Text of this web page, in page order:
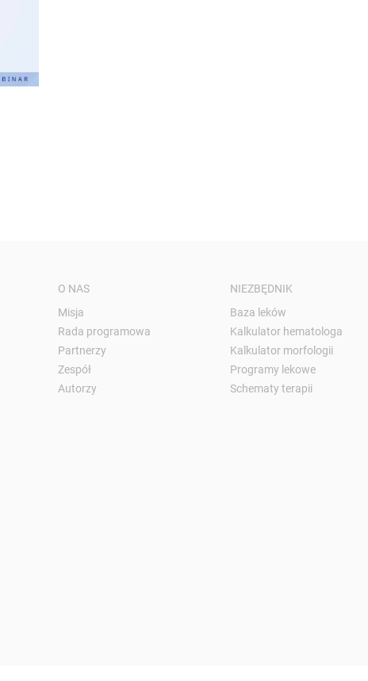
O NAS
Misja
Rada programowa
Partnerzy
Zespół
Autorzy
NIEZBĘDNIK
Baza leków
Kalkulator hematologa
Kalkulator morfologii
Programy lekowe
Schematy terapii